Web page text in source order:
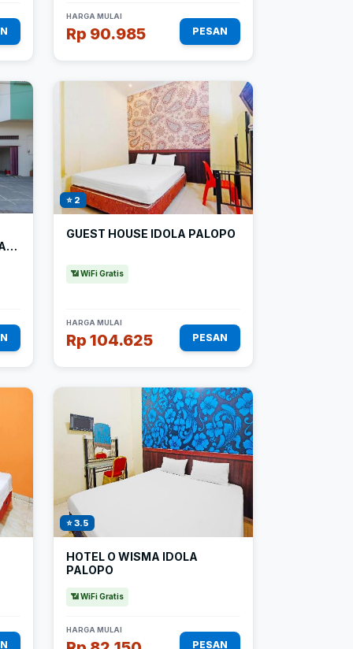
HARGA MULAI
Rp 90.985 PESAN
⭐ 2
GUEST HOUSE IDOLA PALOPO
📶 WiFi Gratis
HARGA MULAI
Rp 104.625 PESAN
⭐ 3.5
HOTEL O WISMA IDOLA
PALOPO
📶 WiFi Gratis
HARGA MULAI
PESAN